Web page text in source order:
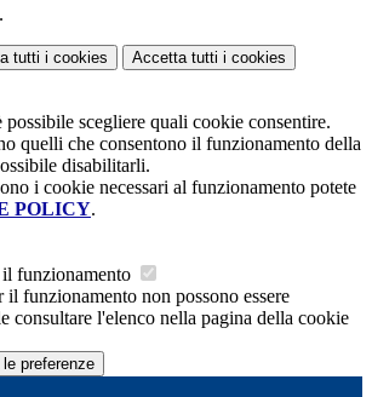
.
tutti i cookies Accetta tutti i cookies
possibile scegliere quali cookie consentire.
quelli che consentono il funzionamento della
disabilitarli.
i cookie necessari al funzionamento potete
POLICY.
funzionamento
il funzionamento non possono essere
consultare l'elenco nella pagina della cookie
preferenze